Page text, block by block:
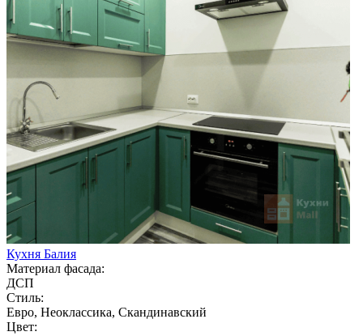
Кухня Балия
Материал фасада:
ДСП
Стиль:
Евро, Неоклассика, Скандинавский
Цвет: